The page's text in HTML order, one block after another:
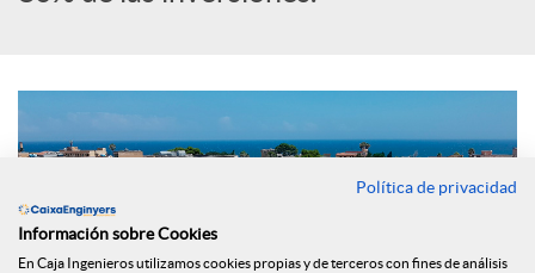
Política de privacidad
Información sobre Cookies
En Caja Ingenieros utilizamos cookies propias y de terceros con fines de análisis